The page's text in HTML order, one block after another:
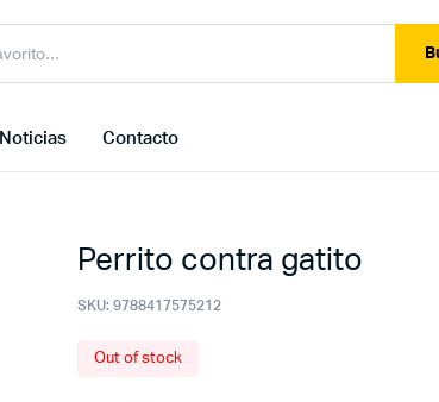
Noticias Contacto
Perrito contra gatito
SKU: 9788417575212
Out of stock